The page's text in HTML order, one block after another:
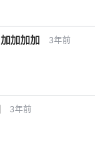
加加加加 3年前
3年前